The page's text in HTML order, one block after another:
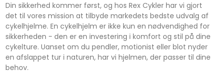
Din sikkerhed kommer først, og hos Rex Cykler har vi gjort
det til vores mission at tilbyde markedets bedste udvalg af
cykelhjelme. En cykelhjelm er ikke kun en nødvendighed for
sikkerheden - den er en investering i komfort og stil på dine
cykelture. Uanset om du pendler, motionist eller blot nyder
en afslappet tur i naturen, har vi hjelmen, der passer til dine
behov.